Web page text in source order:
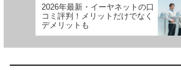
2026年最新・イーヤネットの口
コミ評判！メリットだけでなく
デメリットも